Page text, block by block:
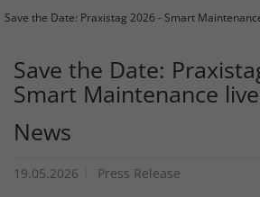
Save the Date: Praxistag 2026 - Smart
Save the Date:
Smart Maintenance
News
19.05.2026 Press Release